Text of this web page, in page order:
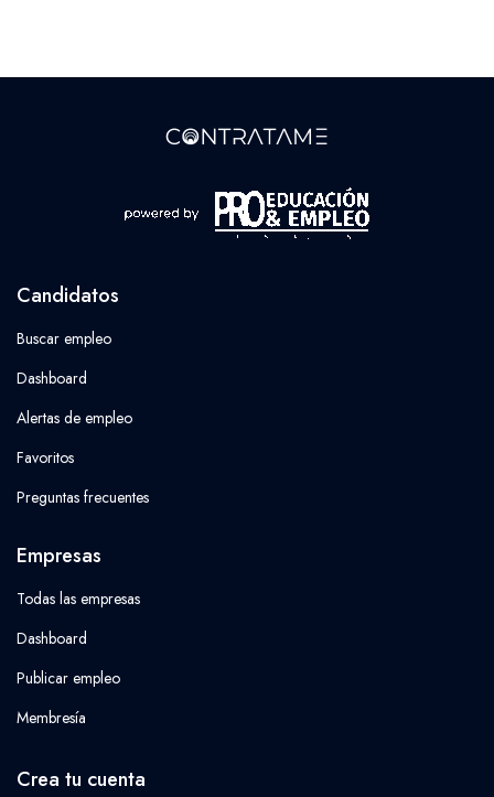
Candidatos
Buscar empleo
Dashboard
Alertas de empleo
Favoritos
Preguntas frecuentes
Empresas
Todas las empresas
Dashboard
Publicar empleo
Membresía
Crea tu cuenta